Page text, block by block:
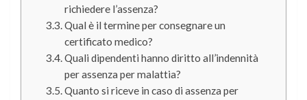
richiedere l’assenza?
Qual è il termine per consegnare un
certificato medico?
Quali dipendenti hanno diritto all’indennità
per assenza per malattia?
Quanto si riceve in caso di assenza per